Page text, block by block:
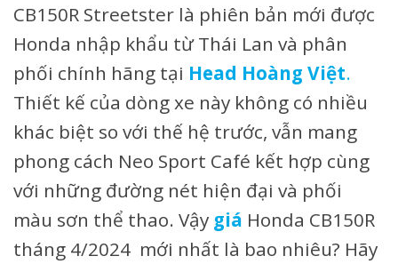
CB150R Streetster là phiên bản mới được
Honda nhập khẩu từ Thái Lan và phân
phối chính hãng tại Head Hoàng Việt.
Thiết kế của dòng xe này không có nhiều
khác biệt so với thế hệ trước, vẫn mang
phong cách Neo Sport Café kết hợp cùng
với những đường nét hiện đại và phối
màu sơn thể thao. Vậy giá Honda CB150R
tháng 4/2024 mới nhất là bao nhiêu? Hãy